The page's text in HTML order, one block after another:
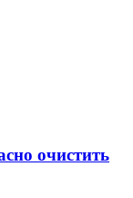
очистить